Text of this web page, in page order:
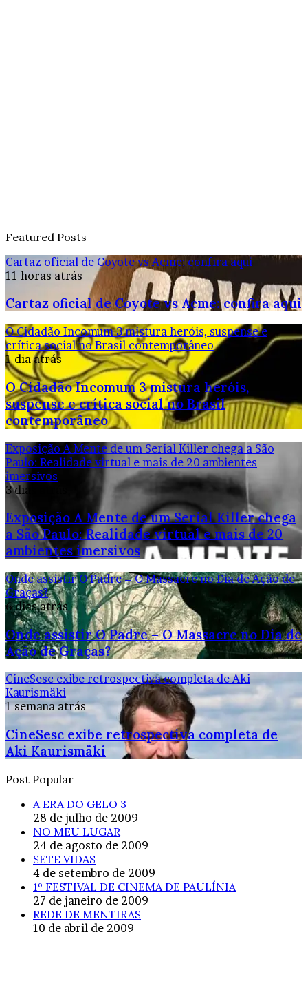
Featured Posts
Cartaz oficial de Coyote vs Acme: confira aqui
11 horas atrás
Cartaz oficial de Coyote vs Acme: confira aqui
O Cidadão Incomum 3 mistura heróis, suspense e
crítica social no Brasil contemporâneo
1 dia atrás
O Cidadão Incomum 3 mistura heróis,
suspense e crítica social no Brasil
contemporâneo
Exposição A Mente de um Serial Killer chega a São
Paulo: Realidade virtual e mais de 20 ambientes
imersivos
3 dias atrás
Exposição A Mente de um Serial Killer chega
a São Paulo: Realidade virtual e mais de 20
ambientes imersivos
Onde assistir O Padre – O Massacre no Dia de Ação de
Graças?
6 dias atrás
Onde assistir O Padre – O Massacre no Dia de
Ação de Graças?
CineSesc exibe retrospectiva completa de Aki
Kaurismäki
1 semana atrás
CineSesc exibe retrospectiva completa de
Aki Kaurismäki
Post Popular
A ERA DO GELO 3
28 de julho de 2009
NO MEU LUGAR
24 de agosto de 2009
SETE VIDAS
4 de setembro de 2009
1º FESTIVAL DE CINEMA DE PAULÍNIA
27 de janeiro de 2009
REDE DE MENTIRAS
10 de abril de 2009